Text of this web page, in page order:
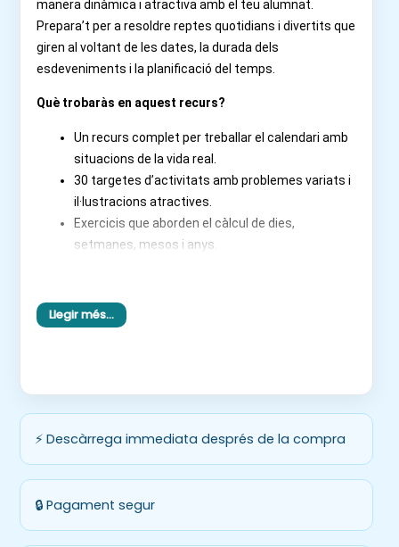
manera dinàmica i atractiva amb el teu alumnat.
Prepara’t per a resoldre reptes quotidians i divertits que
giren al voltant de les dates, la durada dels
esdeveniments i la planificació del temps.
Què trobaràs en aquest recurs?
Un recurs complet per treballar el calendari amb
situacions de la vida real.
30 targetes d’activitats amb problemes variats i
il·lustracions atractives.
Exercicis que aborden el càlcul de dies,
setmanes, mesos i anys.
Material llest per imprimir i utilitzar a l’aula de
manera immediata.
Llegir i interpretar el calendari amb facilitat.
autònoma.
Identificar dates específiques a partir de
descripcions complexes.
Desenvolupar el raonament lògic i la comprensió
temporal.
Llegir més…
⚡ Descàrrega immediata després de la compra
🔒 Pagament segur